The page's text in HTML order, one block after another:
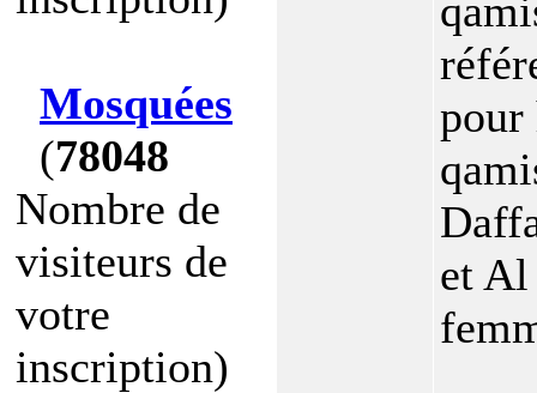
Mosquées
(78048
Nombre de
visiteurs de
votre
inscription)
pour
et Al